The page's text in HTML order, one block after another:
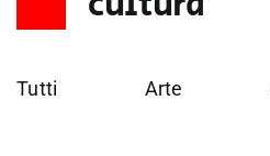
Tutti Arte